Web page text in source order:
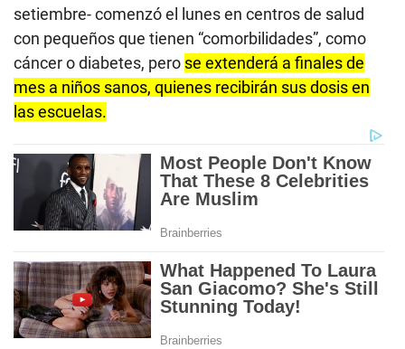
setiembre- comenzó el lunes en centros de salud
con pequeños que tienen “comorbilidades”, como
cáncer o diabetes, pero se extenderá a finales de
mes a niños sanos, quienes recibirán sus dosis en
las escuelas.